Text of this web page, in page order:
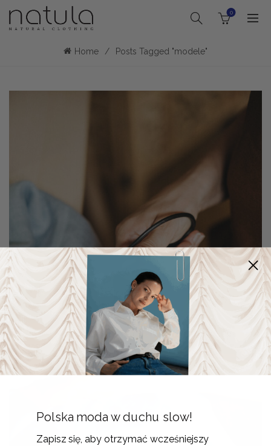
0
Home Posts Tagged "modele"
Polska moda w duchu slow!
Zapisz się, aby otrzymać wcześniejszy